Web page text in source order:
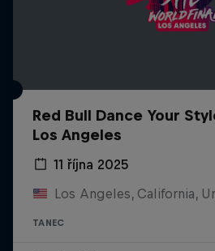
Red Bull Dance Your
Los Angeles
11 října 2025
Los Angeles, California,
TANEC